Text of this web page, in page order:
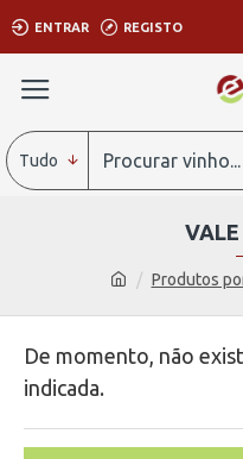
ENTRAR REGISTO
Tudo
Produtos
VALE
De momento, não
indicada.